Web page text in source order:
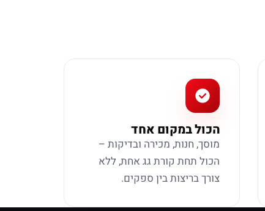
הכול במקום אחד
מוסך, חנות, מכירה ובדיקות –
הכול תחת קורת גג אחת, ללא
צורך בריצות בין ספקים.